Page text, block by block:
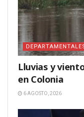
Lluvias y
en Colonia
6 AGOSTO, 2026